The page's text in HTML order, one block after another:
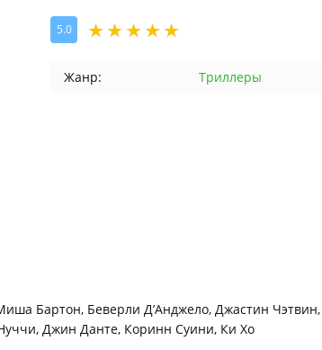
5.0
Жанр: Триллеры
Бартон, Беверли Д’Анджело, Джастин
Джин Данте, Коринн Суини, Ки Хо